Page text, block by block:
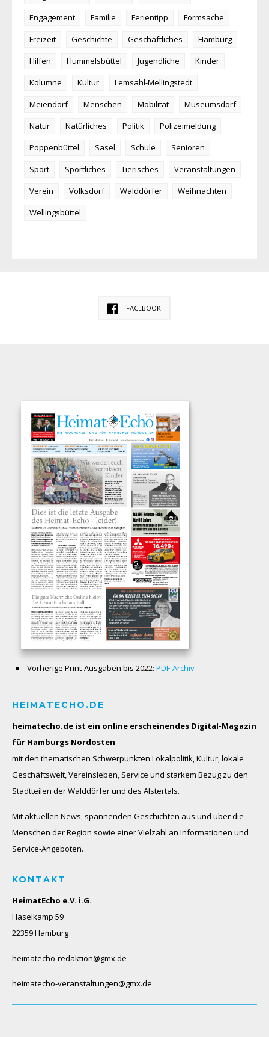
Engagement
Familie Ferientipp
Formsache
Freizeit
Geschichte Geschäftliches
Hamburg
Hilfen
Hummelsbüttel Jugendliche
Kinder
Kolumne
Kultur
Lemsahl-Mellingstedt
Meiendorf
Menschen Mobilität
Museumsdorf
Natur
Natürliches Politik
Polizeimeldung
Poppenbüttel
Sasel Schule
Senioren
Sport
Sportliches Tierisches
Veranstaltungen
Verein
Volksdorf Walddörfer
Weihnachten
Wellingsbüttel
FACEBOOK
Vorherige Print-Ausgaben bis 2022: PDF-Archiv
HEIMATECHO.DE
heimatecho.de ist ein online erscheinendes Digital-Magazin
für Hamburgs Nordosten
mit den thematischen Schwerpunkten Lokalpolitik, Kultur, lokale
Geschäftswelt, Vereinsleben, Service und starkem Bezug zu den
Stadtteilen der Walddörfer und des Alstertals.
Mit aktuellen News, spannenden Geschichten aus und über die
Menschen der Region sowie einer Vielzahl an Informationen und
Service-Angeboten.
KONTAKT
HeimatEcho e.V. i.G.
Haselkamp 59
22359 Hamburg
heimatecho-redaktion@gmx.de
heimatecho-veranstaltungen@gmx.de